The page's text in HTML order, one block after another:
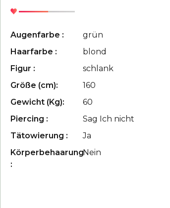
Augenfarbe :
grün
Haarfarbe :
blond
Figur :
schlank
Größe (cm):
160
Gewicht (Kg):
60
Piercing :
Sag Ich nicht
Tätowierung :
Ja
Körperbehaarung
:
Nein